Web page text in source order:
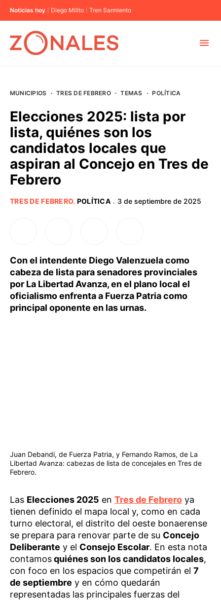
Noticias hoy Diego Milito Tren Sarmiento
BUENOS AIRES
PROVINCIAS
MUNICIPIOS · TRES DE FEBRERO · TEMAS · POLÍTICA
Elecciones 2025: lista por
lista, quiénes son los
candidatos locales que
aspiran al Concejo en Tres de
Febrero
TRES DE FEBRERO. POLÍTICA · 3 de septiembre de 2025
Con el intendente Diego Valenzuela como
cabeza de lista para senadores provinciales
por La Libertad Avanza, en el plano local el
oficialismo enfrenta a Fuerza Patria como
principal oponente en las urnas.
Juan Debandi, de Fuerza Patria, y Fernando Ramos, de La
Libertad Avanza: cabezas de lista de concejales en Tres de
Febrero.
Las Elecciones 2025 en Tres de Febrero ya
tienen definido el mapa local y, como en cada
turno electoral, el distrito del oeste bonaerense
se prepara para renovar parte de su Concejo
Deliberante y el Consejo Escolar. En esta nota
contamosquiénes son los candidatos locales,
con foco en los espacios que competirán el 7
de septiembre y en cómo quedarán
representadas las principales fuerzas del